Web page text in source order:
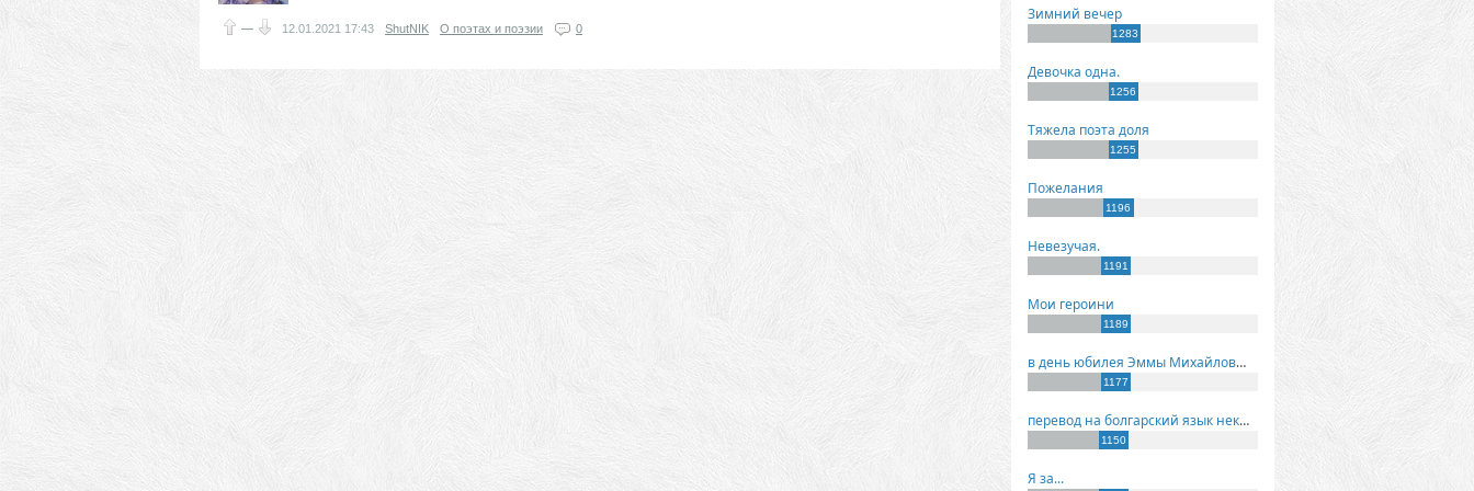
— 12.01.2021 17:43 ShutNIK О поэтах и поэзии 0
Зимний вечер
1283
Девочка одна.
1256
Тяжела поэта доля
1255
Пожелания
1196
Невезучая.
1191
Мои героини
1189
в день юбилея Эммы Михайловны Киселевой
1177
перевод на болгарский язык некоторых моих стихов
1150
Я за...